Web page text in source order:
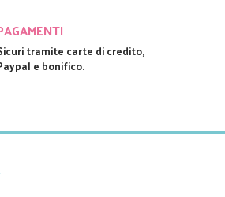
tramite carte di credito,
e bonifico.